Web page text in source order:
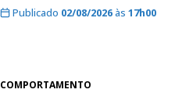
Publicado 02/08/2026às 17h00
COMPORTAMENTO